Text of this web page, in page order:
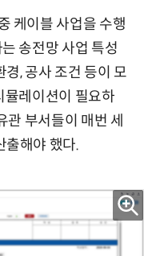
케이블 사업을 수행
송전망 사업 특성
경, 공사 조건 등이 모
뮬레이션이 필요하
관 부서들이 매번 세
출해야 했다.